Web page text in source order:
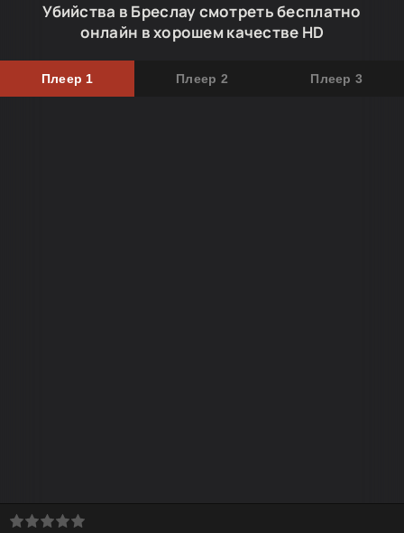
Убийства в Бреслау смотреть бесплатно
онлайн в хорошем качестве HD
Плеер 1 Плеер 2 Плеер 3